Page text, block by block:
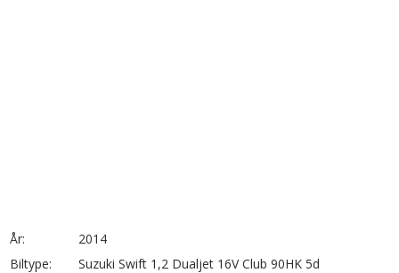
År:
2014
Biltype:
Suzuki Swift 1,2 Dualjet 16V Club 90HK 5d